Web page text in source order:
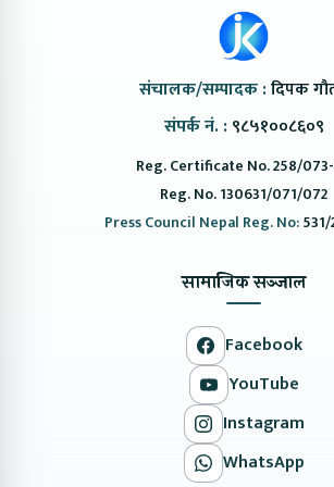
संचालक/सम्पादक :दिपक
संपर्क नं. : ९८५१००८६०९
Reg. Certificate No. 258/
Reg. No. 130631/071/072
Press Council Nepal Reg. No:
सामाजिक सञ्जाल
Facebook
YouTube
Instagram
WhatsApp